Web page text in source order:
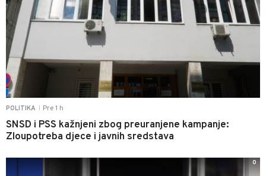
POLITIKA Pre 1 h
SNSD i PSS kažnjeni zbog preuranjene kampanje:
Zloupotreba djece i javnih sredstava
0